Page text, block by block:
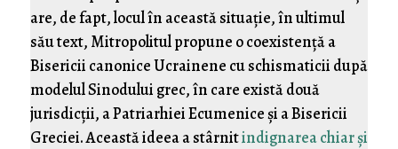
are, de fapt, locul în această situație, în ultimul
său text, Mitropolitul propune o coexistență a
Bisericii canonice Ucrainene cu schismaticii după
modelul Sinodului grec, în care există două
jurisdicții, a Patriarhiei Ecumenice și a Bisericii
Greciei. Această ideea a stârnitindignarea chiar și